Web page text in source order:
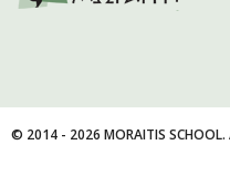
© 2014 - 2026 MORAITIS SCHOOL.